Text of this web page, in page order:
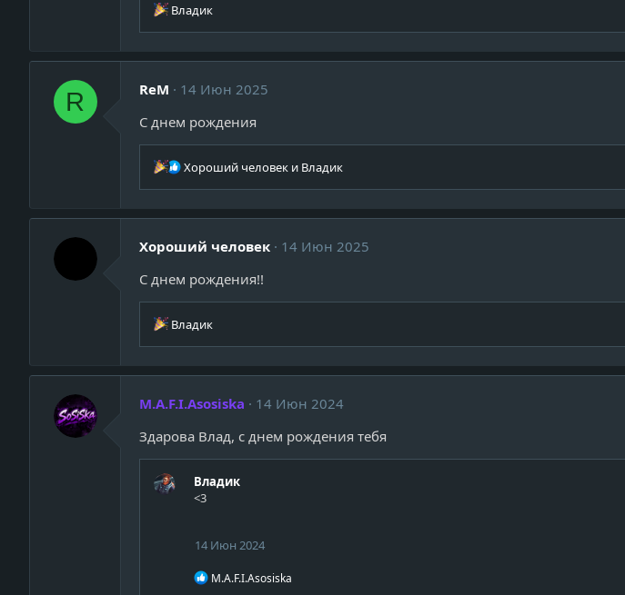
Р
к
и
:
Владик
R ReM
14 Июн 2025
С днем рождения
Р
к
и
:
Хороший человек и Владик
Хороший человек
14 Июн 2025
С днем рождения!!
Р
к
и
:
Владик
M.A.F.I.Asosiska
14 Июн 2024
Здарова Влад, с днем рождения тебя
Владик
<3
14 Июн 2024
Р
M.A.F.I.Asosiska